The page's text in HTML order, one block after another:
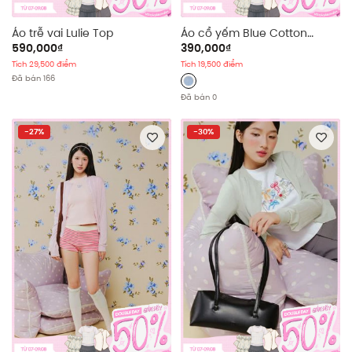
Áo trễ vai Lulie Top
590,000₫
Tích 29,500 điểm
Đã bán 166
Áo cổ yếm Blue Cotton
Halter Neck Ribbed Top
390,000₫
Tích 19,500 điểm
Đã bán 0
-27% -30%